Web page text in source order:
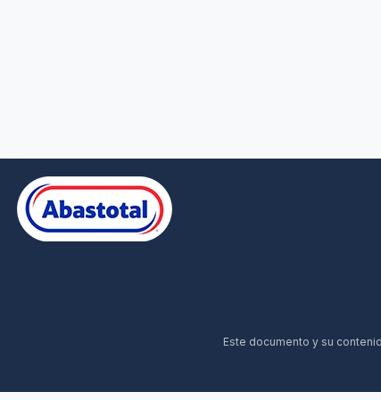
Este documento y su